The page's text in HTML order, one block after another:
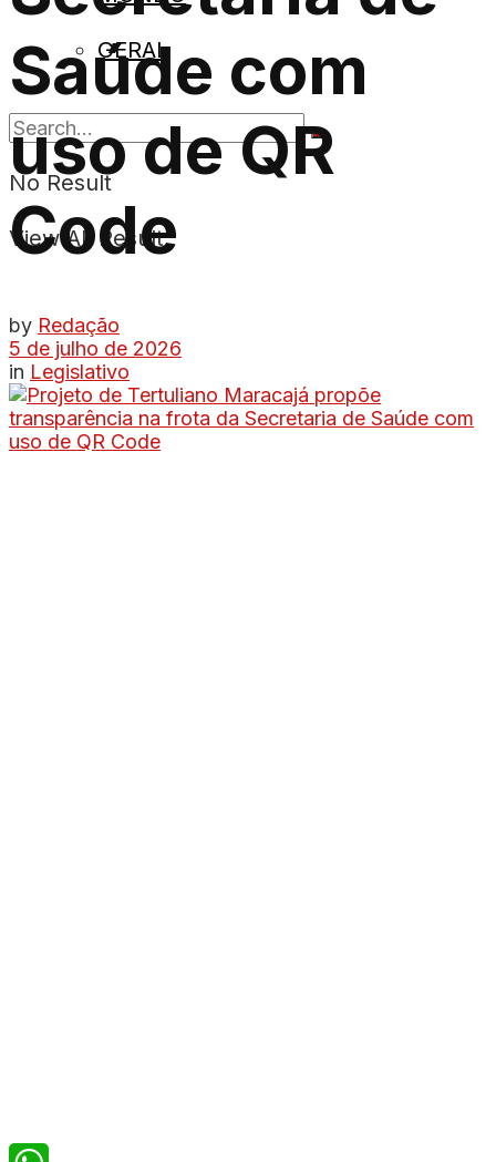
GERAL
No Result
View All Result
Saúde com
uso de QR
Code
by Redação
5 de julho de 2026
in Legislativo